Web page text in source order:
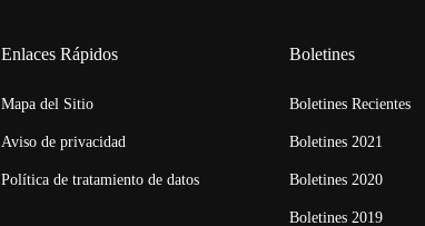
Enlaces Rápidos
Mapa del Sitio
Aviso de privacidad
Política de tratamiento de datos
Boletines
Boletines Recientes
Boletines 2021
Boletines 2020
Boletines 2019